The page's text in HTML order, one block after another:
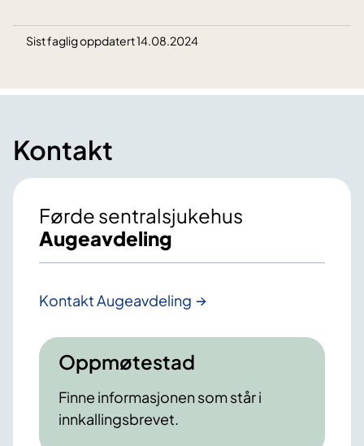
Sist faglig oppdatert 14.08.2024
Kontakt
Førde sentralsjukehus
Augeavdeling
Kontakt Augeavdeling
Oppmøtestad
Finne informasjonen som står i
innkallingsbrevet.